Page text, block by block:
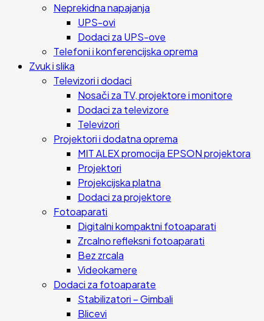
Neprekidna napajanja
UPS-ovi
Dodaci za UPS-ove
Telefoni i konferencijska oprema
Zvuk i slika
Televizori i dodaci
Nosači za TV, projektore i monitore
Dodaci za televizore
Televizori
Projektori i dodatna oprema
MIT ALEX promocija EPSON projektora
Projektori
Projekcijska platna
Dodaci za projektore
Fotoaparati
Digitalni kompaktni fotoaparati
Zrcalno refleksni fotoaparati
Bez zrcala
Videokamere
Dodaci za fotoaparate
Stabilizatori – Gimbali
Blicevi